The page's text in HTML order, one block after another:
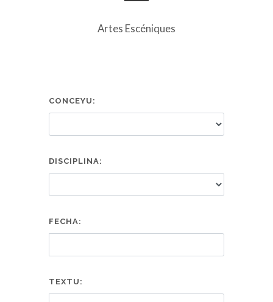
Artes Escéniques
CONCEYU:
DISCIPLINA:
FECHA:
TEXTU: